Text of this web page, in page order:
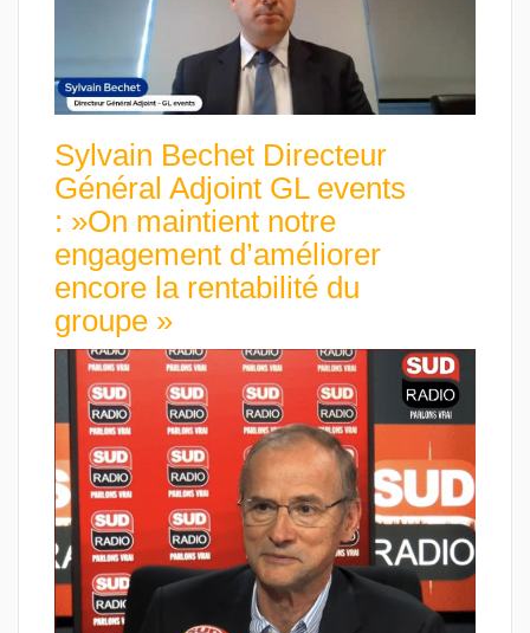
Sylvain Bechet Directeur
Général Adjoint GL events
: »On maintient notre
engagement d’améliorer
encore la rentabilité du
groupe »